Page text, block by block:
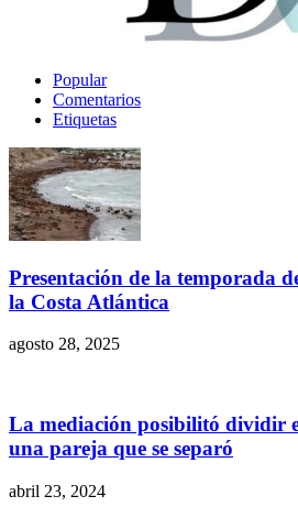
Popular
Comentarios
Etiquetas
Presentación de la temporada
la Costa Atlántica
agosto 28, 2025
La mediación posibilitó dividir
una pareja que se separó
abril 23, 2024